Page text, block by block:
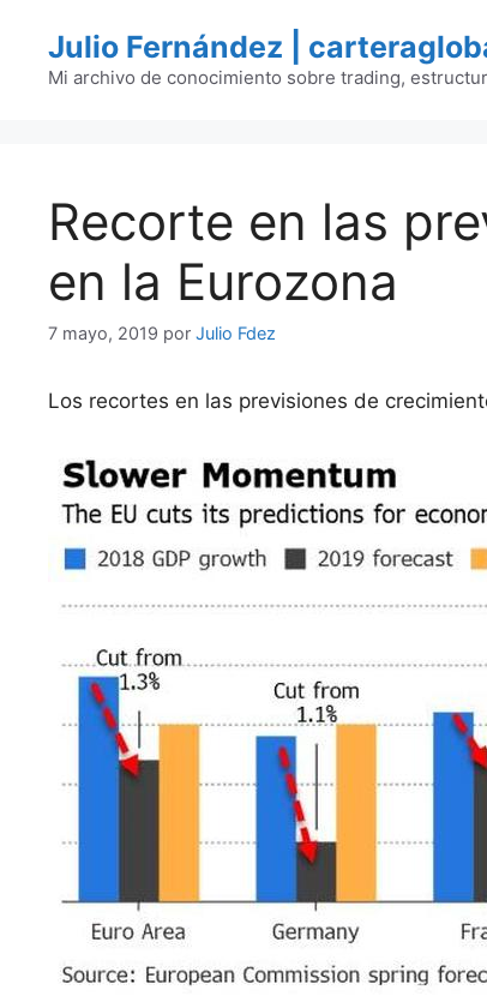
contenido
Julio Fernández |
Mi archivo de conocimiento sobre trading,
Recorte en las
en la Eurozona
7 mayo, 2019 por Julio Fdez
Los recortes en las previsiones de